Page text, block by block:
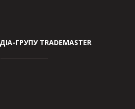
ГРУПУ TRADEMASTER